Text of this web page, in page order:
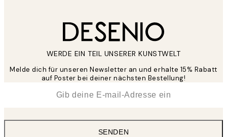
WERDE EIN TEIL UNSERER KUNSTWELT
Melde dich für unseren Newsletter an und erhalte 15% Rabatt
auf Poster bei deiner nächsten Bestellung!
SENDEN